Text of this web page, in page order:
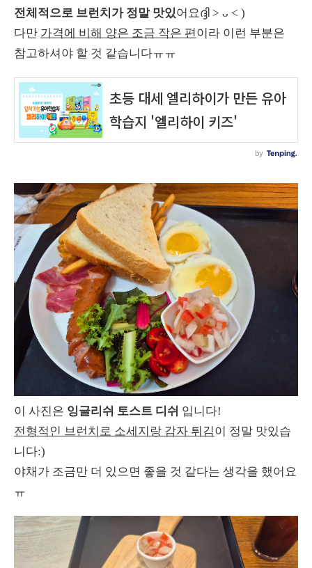
전체적으로 브런치가 정말 맛있어요ദ്ദി ˃ ᴗ ˂ )
다만 가격에 비해 양은 조금 작은 편이라 이런 부분은
참고하셔야 할 것 같습니다ㅠㅠ
이 사진은 잉글리쉬 토스트 디쉬 입니다!
전형적인 브런치로 소세지랑 감자 튀김이 정말 맛있습
니다:)
야채가 조금만 더 있으면 좋을 것 같다는 생각을 했어요
ㅠ